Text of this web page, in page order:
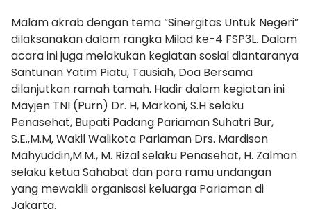
Malam akrab dengan tema “Sinergitas Untuk Negeri”
dilaksanakan dalam rangka Milad ke-4 FSP3L. Dalam
acara ini juga melakukan kegiatan sosial diantaranya
Santunan Yatim Piatu, Tausiah, Doa Bersama
dilanjutkan ramah tamah. Hadir dalam kegiatan ini
Mayjen TNI (Purn) Dr. H, Markoni, S.H selaku
Penasehat, Bupati Padang Pariaman Suhatri Bur,
S.E.,M.M, Wakil Walikota Pariaman Drs. Mardison
Mahyuddin,M.M., M. Rizal selaku Penasehat, H. Zalman
selaku ketua Sahabat dan para ramu undangan
yang mewakili organisasi keluarga Pariaman di
Jakarta.